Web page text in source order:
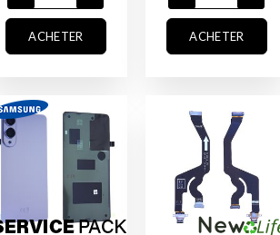
ACHETER ACHETER